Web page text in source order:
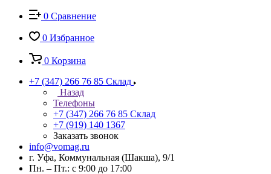
0 Сравнение
0 Избранное
0 Корзина
+7 (347) 266 76 85 Склад
Назад
Телефоны
+7 (347) 266 76 85 Склад
+7 (919) 140 1367
Заказать звонок
info@vomag.ru
г. Уфа, Коммунальная (Шакша), 9/1
Пн. – Пт.: с 9:00 до 17:00